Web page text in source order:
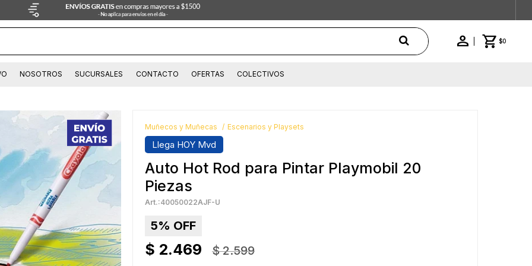
$0
NOSOTROS SUCURSALES CONTACTO OFERTAS COLECTIVOS
Muñecos y Muñecas Escenarios y Playsets
Llega HOY Mvd
Auto Hot Rod para Pintar Playmobil 20
Piezas
40050022AJF-U
5
$ 2.469 $ 2.599